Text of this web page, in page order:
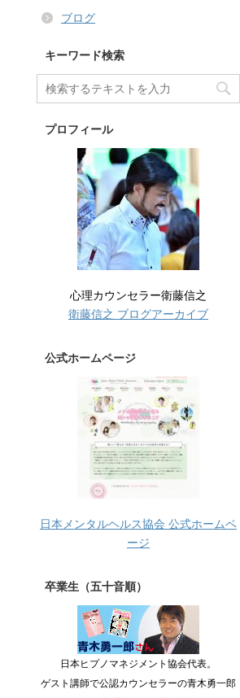
ブログ
キーワード検索
プロフィール
心理カウンセラー衛藤信之
衛藤信之 ブログアーカイブ
公式ホームページ
日本メンタルヘルス協会 公式ホームペ
ージ
卒業生（五十音順）
日本ヒプノマネジメント協会代表。
ゲスト講師で公認カウンセラーの青木勇一郎